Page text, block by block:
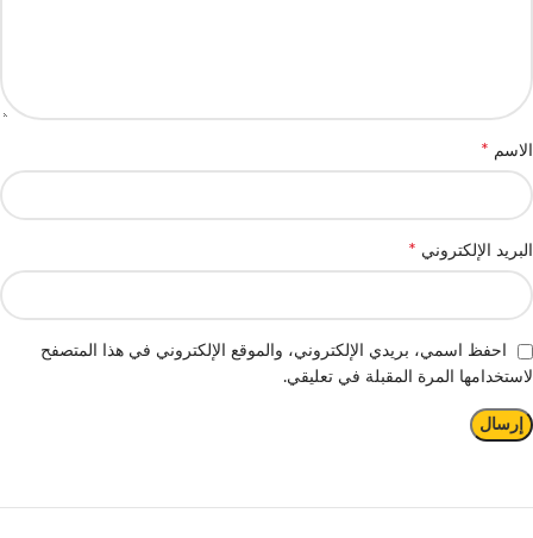
الاسم *
البريد الإلكتروني *
احفظ اسمي، بريدي الإلكتروني، والموقع الإلكتروني في هذا المتصفح
لاستخدامها المرة المقبلة في تعليقي.